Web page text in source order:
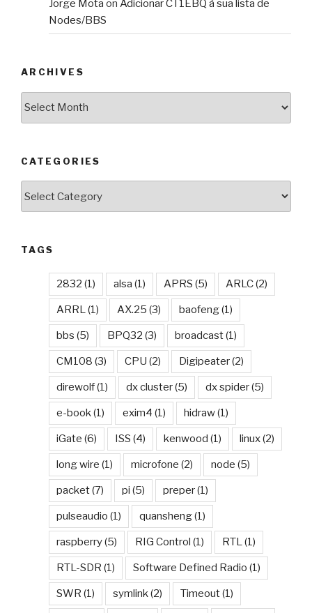
Jorge Mota on Adicionar CT1EBQ à sua lista de
Nodes/BBS
ARCHIVES
CATEGORIES
TAGS
2832 (1) alsa (1) APRS (5) ARLC(2)
ARRL(1) AX.25 (3) baofeng(1)
bbs (5) BPQ32 (3) broadcast(1)
CM108 (3) CPU (2) Digipeater(2)
direwolf(1) dx cluster(5) dx spider(5)
e-book(1) exim4 (1) hidraw(1)
iGate (6) ISS (4) kenwood (1) linux(2)
long wire (1) microfone (2) node (5)
packet(7) pi (5) preper(1)
pulseaudio (1) quansheng(1)
raspberry(5) RIG Control (1) RTL(1)
RTL-SDR (1) Software Defined Radio (1)
SWR (1) symlink(2) Timeout(1)